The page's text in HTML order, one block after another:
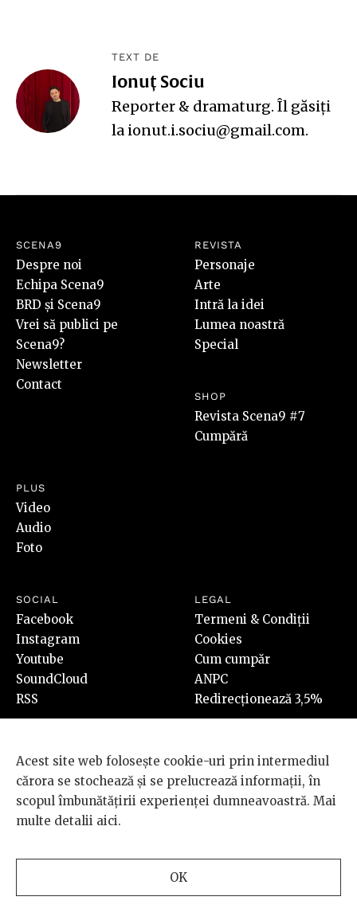
TEXT DE
Ionuț Sociu
Reporter & dramaturg. Îl găsiți
la ionut.i.sociu@gmail.com.
SCENA9
Despre noi
Echipa Scena9
BRD și Scena9
Vrei să publici pe
Scena9?
Newsletter
Contact
REVISTA
Personaje
Arte
Intră la idei
Lumea noastră
Special
SHOP
Revista Scena9 #7
Cumpără
PLUS
Video
Audio
Foto
SOCIAL
Facebook
Instagram
Youtube
SoundCloud
RSS
LEGAL
Termeni & Condiții
Cookies
Cum cumpăr
ANPC
Redirecționează 3,5%
© 2026 BRD Groupe Société Générale, toate drepturile rezervate.
GÉNÉRALE.
Acest site web folosește cookie-uri prin intermediul
cărora se stochează și se prelucrează informații, în
scopul îmbunătățirii experienței dumneavoastră. Mai
multe detalii aici.
OK